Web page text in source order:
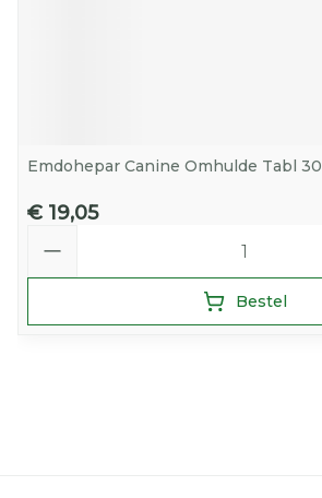
Emdohepar Canine Omhulde Tabl 30
€ 19,05
Bestel